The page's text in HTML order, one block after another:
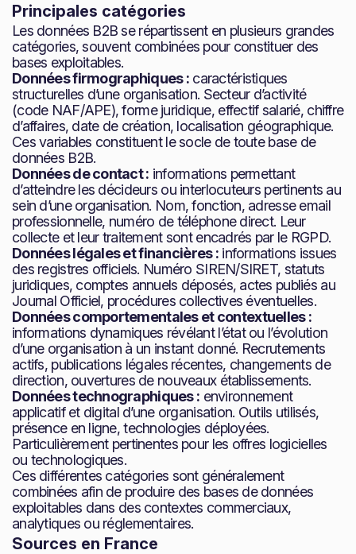
Principales catégories
Les données B2B se répartissent en plusieurs grandes
catégories, souvent combinées pour constituer des
bases exploitables.
Données firmographiques : caractéristiques
structurelles d’une organisation. Secteur d’activité
(code NAF/APE), forme juridique, effectif salarié, chiffre
d’affaires, date de création, localisation géographique.
Ces variables constituent le socle de toute base de
données B2B.
Données de contact : informations permettant
d’atteindre les décideurs ou interlocuteurs pertinents au
sein d’une organisation. Nom, fonction, adresse email
professionnelle, numéro de téléphone direct. Leur
collecte et leur traitement sont encadrés par le RGPD.
Données légales et financières :informations issues
des registres officiels. Numéro SIREN/SIRET, statuts
juridiques, comptes annuels déposés, actes publiés au
Journal Officiel, procédures collectives éventuelles.
Données comportementales et contextuelles :
informations dynamiques révélant l’état ou l’évolution
d’une organisation à un instant donné. Recrutements
actifs, publications légales récentes, changements de
direction, ouvertures de nouveaux établissements.
Données technographiques : environnement
applicatif et digital d’une organisation. Outils utilisés,
présence en ligne, technologies déployées.
Particulièrement pertinentes pour les offres logicielles
ou technologiques.
Ces différentes catégories sont généralement
combinées afin de produire des bases de données
exploitables dans des contextes commerciaux,
analytiques ou réglementaires.
Sources en France